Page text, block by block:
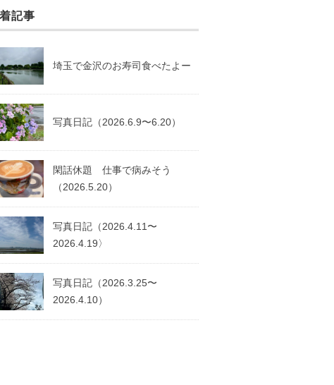
記事
埼玉で金沢のお寿司食べたよー
写真日記（2026.6.9〜6.20）
閑話休題 仕事で病みそう
（2026.5.20）
写真日記（2026.4.11〜
2026.4.19〉
写真日記（2026.3.25〜
2026.4.10）